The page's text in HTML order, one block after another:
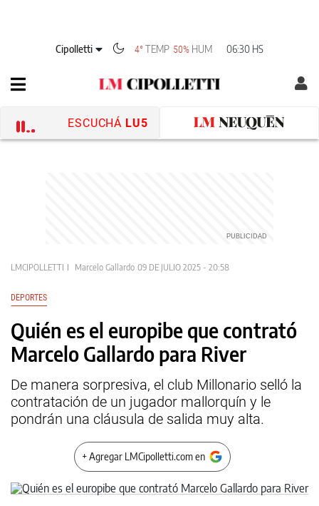
Cipolletti 4°TEMP 50% HUM 06:30 HS
ESCUCHÁ LU5
LMCIPOLLETTI Marcelo Gallardo 09 DE JULIO 2025 - 20:58
DEPORTES
Quién es el europibe que contrató
Marcelo Gallardo para River
De manera sorpresiva, el club Millonario selló la
contratación de un jugador mallorquín y le
pondrán una cláusula de salida muy alta.
+ Agregar LMCipolletti.com en